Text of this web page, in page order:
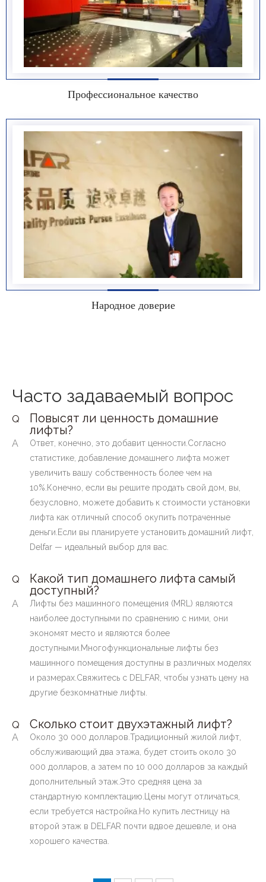
Профессиональное качество
Народное доверие
Часто задаваемый вопрос
Q
Повысят ли ценность домашние
лифты?
A
Ответ, конечно, это добавит ценности.Согласно
статистике, добавление домашнего лифта может
увеличить вашу собственность более чем на
10%.Конечно, если вы решите продать свой дом, вы,
безусловно, можете добавить к стоимости установки
лифта как отличный способ окупить потраченные
деньги.Если вы планируете установить домашний лифт,
Delfar — идеальный выбор для вас.
Q
Какой тип домашнего лифта самый
доступный?
A
Лифты без машинного помещения (MRL) являются
наиболее доступными по сравнению с ними, они
экономят место и являются более
доступными.Многофункциональные лифты без
машинного помещения доступны в различных моделях
и размерах.Свяжитесь с DELFAR, чтобы узнать цену на
другие безкомнатные лифты.
Q Сколько стоит двухэтажный лифт?
A
Около 30 000 долларов.Традиционный жилой лифт,
обслуживающий два этажа, будет стоить около 30
000 долларов, а затем по 10 000 долларов за каждый
дополнительный этаж.Это средняя цена за
стандартную комплектацию.Цены могут отличаться,
если требуется настройка.Но купить лестницу на
второй этаж в DELFAR почти вдвое дешевле, и она
хорошего качества.